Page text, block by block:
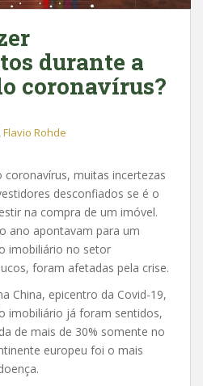
durante a
coronavírus?
Flavio Rohde
coronavírus, muitas incertezas
desconfiados se é o
na compra de um imóvel.
ano apontavam para um
imobiliário no setor
foram afetadas pela crise.
China, epicentro da Covid-19,
imobiliário já foram sentidos,
de mais de 30% somente no
europeu foi o mais